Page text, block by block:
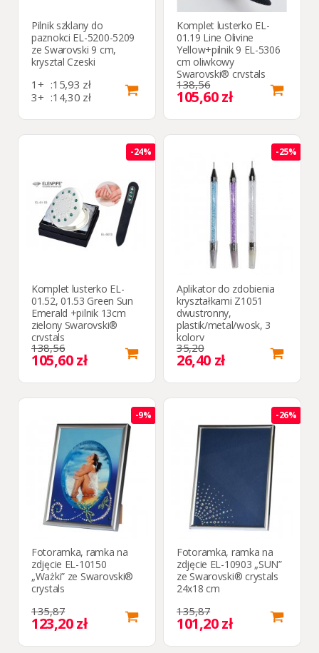
Pilnik szklany do
paznokci EL-5200-5209
ze Swarovski 9 cm,
krysztal Czeski
1+ :15,93 zł
3+ :14,30 zł
Komplet lusterko EL-
01.19 Line Olivine
Yellow+pilnik 9 EL-5306
cm oliwkowy
Swarovski® crystals
138,56
105,60 zł
-24%
Komplet lusterko EL-
01.52, 01.53 Green Sun
Emerald +pilnik 13cm
zielony Swarovski®
crystals
138,56
105,60 zł
-25%
Aplikator do zdobienia
kryształkami Z1051
dwustronny,
plastik/metal/wosk, 3
kolory
35,20
26,40 zł
-9%
Fotoramka, ramka na
zdjęcie EL-10150
„Ważki” ze Swarovski®
crystals
135,87
123,20 zł
-26%
Fotoramka, ramka na
zdjęcie EL-10903 „SUN”
ze Swarovski® crystals
24x18 cm
135,87
101,20 zł